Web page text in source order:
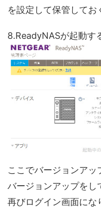
を設定して保管してお
8.ReadyNASが起動す
ここでバージョンア
バージョンアップをし
再びログイン画面にな